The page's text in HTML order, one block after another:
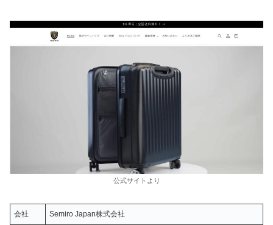
公式サイトより
会社 Semiro Japan株式会社